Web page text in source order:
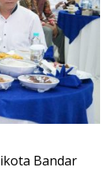
Bandar